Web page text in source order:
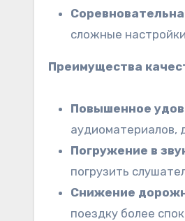
сложные
Преимущества
Повышенное
аудиоматериалов,
Погружение в
погрузить
Снижение
поездку более